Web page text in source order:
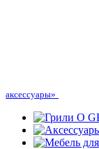
аксессуары»